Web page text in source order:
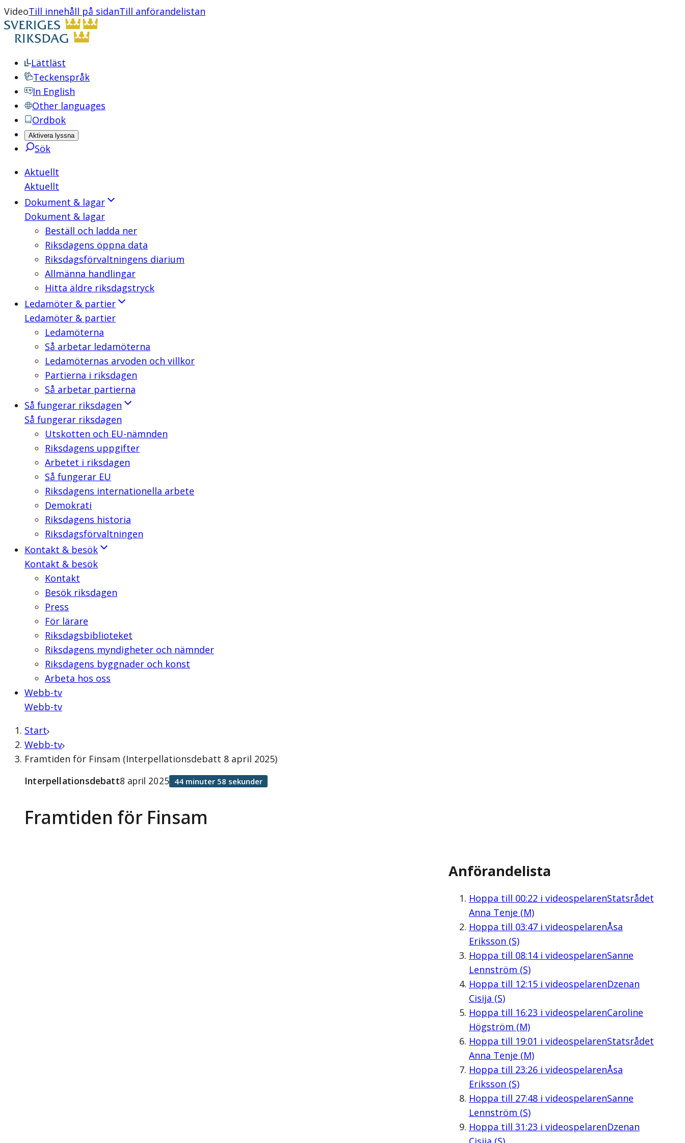
VideoTill innehåll på sidanTill anförandelistan
Lättläst
Teckenspråk
In English
Other languages
Ordbok
Aktivera lyssna
Sök
Aktuellt
Aktuellt
Dokument & lagar
Dokument & lagar
Beställ och ladda ner
Riksdagens öppna data
Riksdagsförvaltningens diarium
Allmänna handlingar
Hitta äldre riksdagstryck
Ledamöter & partier
Ledamöter & partier
Ledamöterna
Så arbetar ledamöterna
Ledamöternas arvoden och villkor
Partierna i riksdagen
Så arbetar partierna
Så fungerar riksdagen
Så fungerar riksdagen
Utskotten och EU-nämnden
Riksdagens uppgifter
Arbetet i riksdagen
Så fungerar EU
Riksdagens internationella arbete
Demokrati
Riksdagens historia
Riksdagsförvaltningen
Kontakt & besök
Kontakt & besök
Kontakt
Besök riksdagen
Press
För lärare
Riksdagsbiblioteket
Riksdagens myndigheter och nämnder
Riksdagens byggnader och konst
Arbeta hos oss
Webb-tv
Webb-tv
Start
Webb-tv
Framtiden för Finsam (Interpellationsdebatt 8 april 2025)
Framtiden för Finsam
Interpellationsdebatt8 april 2025 44 minuter 58 sekunder
Anförandelista
Hoppa till 00:22 i videospelarenStatsrådet
Anna Tenje (M)
Hoppa till 03:47i videospelarenÅsa
Eriksson (S)
Hoppa till 08:14i videospelarenSanne
Lennström (S)
Hoppa till 12:15i videospelarenDzenan
Cisija (S)
Hoppa till 16:23 i videospelarenCaroline
Högström (M)
Hoppa till 19:01 i videospelarenStatsrådet
Anna Tenje (M)
Hoppa till 23:26i videospelarenÅsa
Eriksson (S)
Hoppa till 27:48i videospelarenSanne
Lennström (S)
Hoppa till 31:23 i videospelarenDzenan